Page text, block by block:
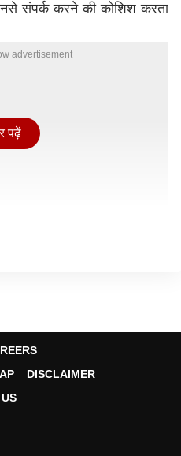
संपर्क करने की कोशिश करता
advertisement
को दिए इंटरव्यू में अपने करियर
पढ़ें
DISCLAIMER